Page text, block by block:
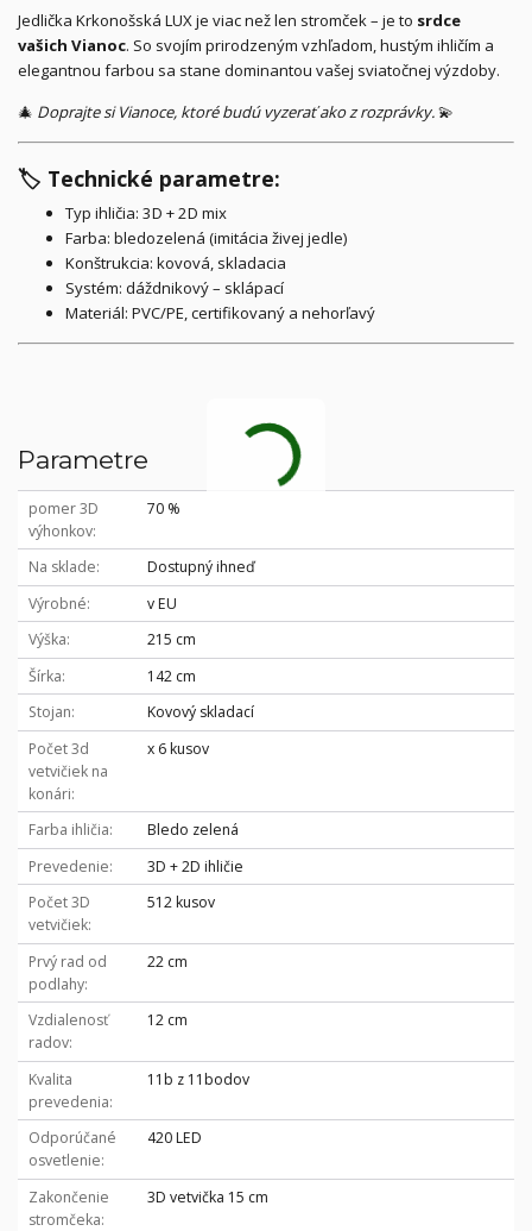
Jedlička Krkonošská LUX je viac než len stromček – je to srdce
vašich Vianoc. So svojím prirodzeným vzhľadom, hustým ihličím a
elegantnou farbou sa stane dominantou vašej sviatočnej výzdoby.
🎄 Doprajte si Vianoce, ktoré budú vyzerať ako z rozprávky.💫
🏷️ Technické parametre:
Typ ihličia: 3D + 2D mix
Farba: bledozelená (imitácia živej jedle)
Konštrukcia: kovová, skladacia
Systém: dáždnikový – sklápací
Materiál: PVC/PE, certifikovaný a nehorľavý
Parametre
pomer 3D
výhonkov
70 %
Na sklade
Dostupný ihneď
Výrobné
v EU
Výška
215 cm
Šírka
142 cm
Stojan
Kovový skladací
Počet 3d
vetvičiek na
konári
x 6 kusov
Farba ihličia
Bledo zelená
Prevedenie
3D + 2D ihličie
Počet 3D
vetvičiek
512 kusov
Prvý rad od
podlahy
22 cm
Vzdialenosť
radov
12 cm
Kvalita
prevedenia
11b z 11bodov
Odporúčané
osvetlenie
420 LED
Zakončenie
stromčeka
3D vetvička 15 cm